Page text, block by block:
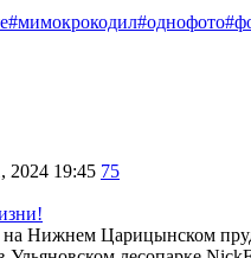
#мимокрокодил#однофото
2024 19:45 75
Нижнем Царицынском